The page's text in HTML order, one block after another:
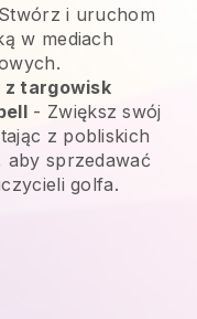
i uruchom
w mediach
z targowisk
- Zwiększ swój
z pobliskich
aby sprzedawać
golfa.